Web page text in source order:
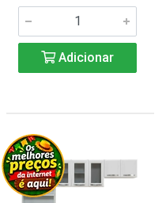
Adicionar